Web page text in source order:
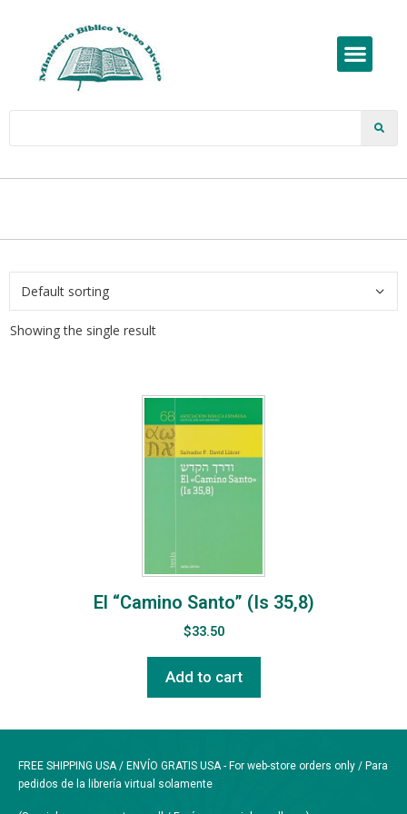
Showing the single result
El “Camino Santo” (Is 35,8)
$33.50
Add to cart
FREE SHIPPING USA / ENVÍO GRATIS USA - For web-store orders only / Para
pedidos de la librería virtual solamente